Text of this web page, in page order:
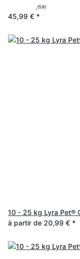
(59)
45,99 € *
10 - 25 kg Lyra Pet®
à partir de 20,99 € *